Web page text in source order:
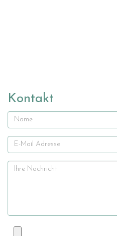
Kontakt
Name
E-
Mail
Ihre
Datei